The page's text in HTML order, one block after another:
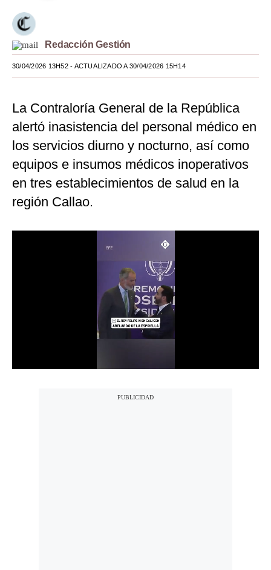
Moda
Estilos
EEUU
México
Internacional
Tecnología
Videos
Redacción Gestión
30/04/2026 13H52- ACTUALIZADO A 30/04/2026 15H14
La Contraloría General de la República
alertó inasistencia del personal médico en
los servicios diurno y nocturno, así como
equipos e insumos médicos inoperativos
en tres establecimientos de salud en la
región Callao.